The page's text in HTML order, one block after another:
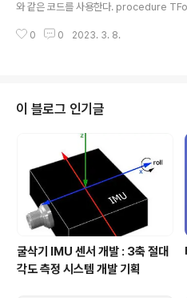
와 같은 코드를 사용한다. procedure
ger; Rect: TRect; State:
Create font Font := TFont.Create;
Font.Name := 'Arial'; if AR..
0 0 2023. 3. 8.
이 블로그 인기글
굴삭기 IMU 센서 개발 : 3축 절대
각도 측정 시스템 개발 기획